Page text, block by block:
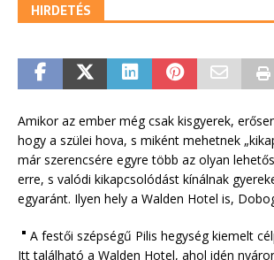
HIRDETÉS
Amikor az ember még csak kisgyerek,
hogy a szülei hova, s miként mehetnek
már szerencsére egyre több az olyan
erre, s valódi kikapcsolódást kínálnak
egyaránt. Ilyen hely a Walden Hotel is,
A festői szépségű Pilis hegység kiemelt
Itt található a Walden Hotel, ahol idén